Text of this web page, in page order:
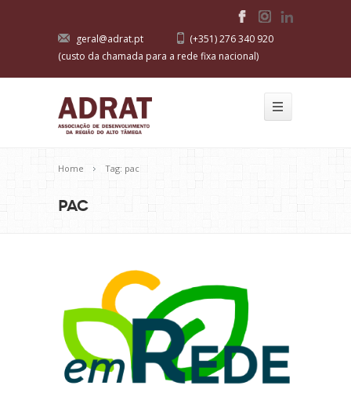
geral@adrat.pt
(+351) 276 340 920
(custo da chamada para a rede fixa nacional)
Home Tag: pac
pac